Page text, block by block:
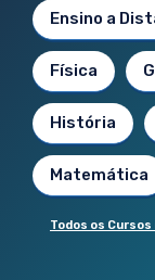
Ensino a
Física
História
Matemática
Todos os Cursos